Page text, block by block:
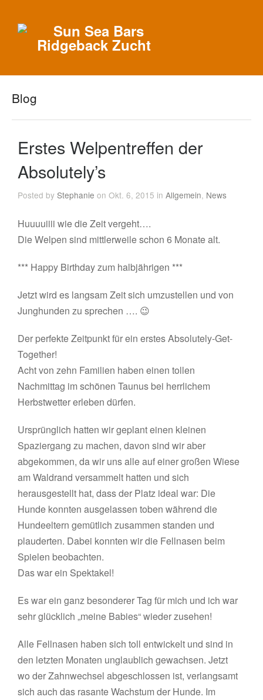
Blog
Erstes Welpentreffen der
Absolutely’s
Posted byStephanie on Okt. 6, 2015 inAllgemein, News
Huuuuiiii wie die Zeit vergeht….
Die Welpen sind mittlerweile schon 6 Monate alt.
*** Happy Birthday zum halbjährigen ***
Jetzt wird es langsam Zeit sich umzustellen und von
Junghunden zu sprechen …. 😉
Der perfekte Zeitpunkt für ein erstes Absolutely-Get-
Together!
Acht von zehn Familien haben einen tollen
Nachmittag im schönen Taunus bei herrlichem
Herbstwetter erleben dürfen.
Ursprünglich hatten wir geplant einen kleinen
Spaziergang zu machen, davon sind wir aber
abgekommen, da wir uns alle auf einer großen Wiese
am Waldrand versammelt hatten und sich
herausgestellt hat, dass der Platz ideal war: Die
Hunde konnten ausgelassen toben während die
Hundeeltern gemütlich zusammen standen und
plauderten. Dabei konnten wir die Fellnasen beim
Spielen beobachten.
Das war ein Spektakel!
Es war ein ganz besonderer Tag für mich und ich war
sehr glücklich „meine Babies“ wieder zusehen!
Alle Fellnasen haben sich toll entwickelt und sind in
den letzten Monaten unglaublich gewachsen. Jetzt
wo der Zahnwechsel abgeschlossen ist, verlangsamt
sich auch das rasante Wachstum der Hunde. Im